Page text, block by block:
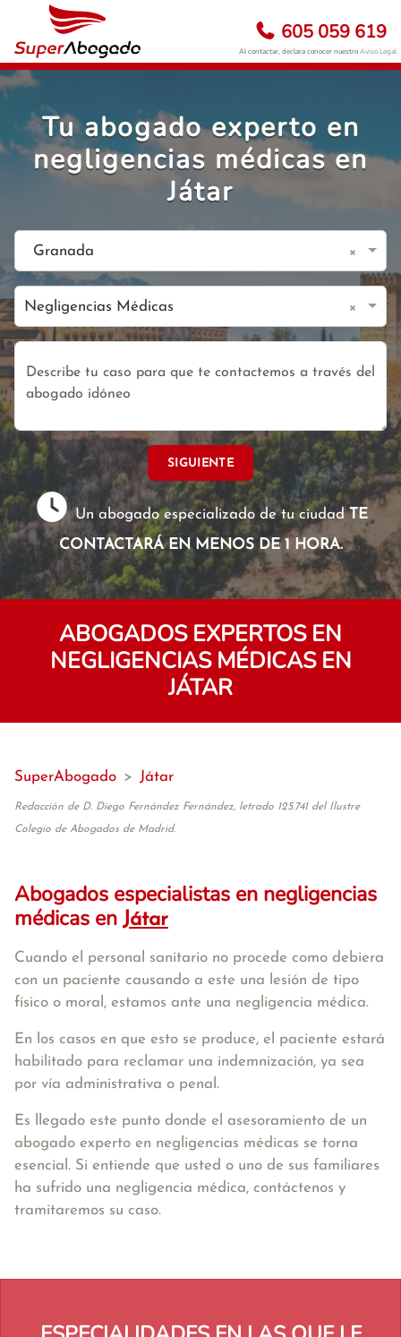
605 059 619
Al contactar, declara conocer nuestroAviso Legal
Tu abogado experto en
negligencias médicas en
Játar
Granada ×
Negligencias Médicas ×
SIGUIENTE
Un abogado especializado de tu ciudadTE
CONTACTARÁ EN MENOS DE 1 HORA.
ABOGADOS EXPERTOS EN
NEGLIGENCIAS MÉDICAS EN
JÁTAR
SuperAbogado > Játar
Redacción de D. Diego Fernández Fernández, letrado 125.741 del Ilustre
Colegio de Abogados de Madrid.
Abogados especialistas en negligencias
médicas en Játar
Cuando el personal sanitario no procede como debiera
con un paciente causando a este una lesión de tipo
físico o moral, estamos ante una negligencia médica.
En los casos en que esto se produce, el paciente estará
habilitado para reclamar una indemnización, ya sea
por vía administrativa o penal.
Es llegado este punto donde el asesoramiento de un
abogado experto en negligencias médicas se torna
esencial. Si entiende que usted o uno de sus familiares
ha sufrido una negligencia médica, contáctenos y
tramitaremos su caso.